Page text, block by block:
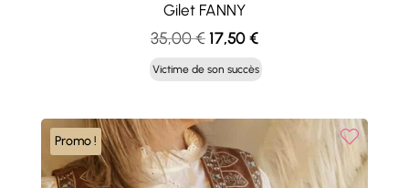
Gilet FANNY
35,00€ Le
prix
initial
17,50€Le
prix
actuel
17,50 €.
Victime de son succès
Promo !